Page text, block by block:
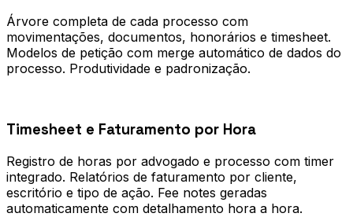
Árvore completa de cada processo com
movimentações, documentos, honorários e timesheet.
Modelos de petição com merge automático de dados do
processo. Produtividade e padronização.
Timesheet e Faturamento por Hora
Registro de horas por advogado e processo com timer
integrado. Relatórios de faturamento por cliente,
escritório e tipo de ação. Fee notes geradas
automaticamente com detalhamento hora a hora.